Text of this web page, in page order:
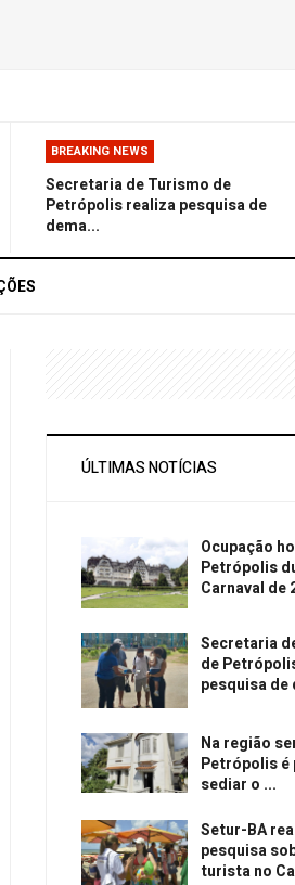
BREAKING NEWS
Secretaria de Turismo de
Petrópolis realiza pesquisa de
dema...
ÚLTIMAS NOTÍCIAS
Ocupação
Petrópolis
Carnaval de
Secretaria
de
pesquisa de
Na região
Petrópolis é
sediar o ...
Setur-BA
pesquisa
turista no